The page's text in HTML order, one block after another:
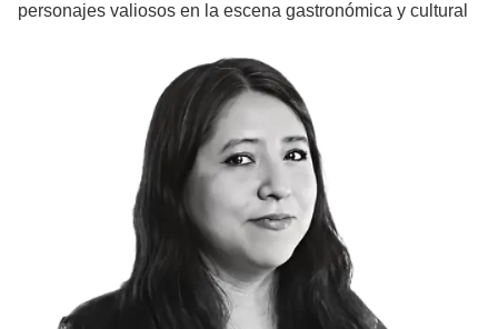
personajes valiosos en la escena gastronómica y cultural